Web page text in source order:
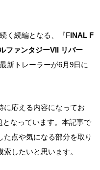
く続編となる、『FINAL F
ファンタジーVII リバー
新トレーラーが6月9日に
に応える内容になってお
となっています。本記事で
点や気になる部分を取り
したいと思います。